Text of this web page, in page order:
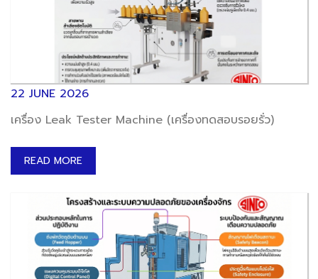
22 JUNE 2026
เครื่อง Leak Tester Machine (เครื่องทดสอบรอยรั่ว)
READ MORE